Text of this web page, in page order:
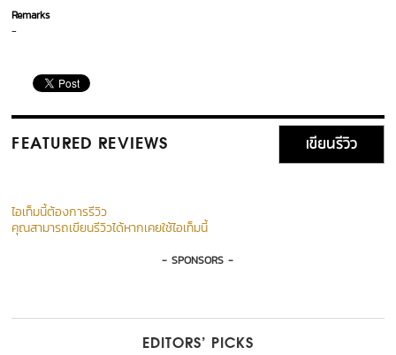
Remarks
-
FEATURED REVIEWS เขียนรีวิว
ไอเท็มนี้ต้องการรีวิว
คุณสามารถเขียนรีวิวได้หากเคยใช้ไอเท็มนี้
- SPONSORS -
EDITORS’ PICKS